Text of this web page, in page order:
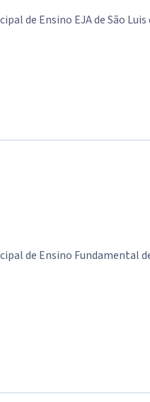
de Ensino EJA de São
de Ensino Fundamental